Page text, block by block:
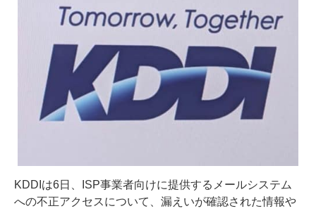
KDDIは6日、ISP事業者向けに提供するメールシステム
への不正アクセスについて、漏えいが確認された情報や